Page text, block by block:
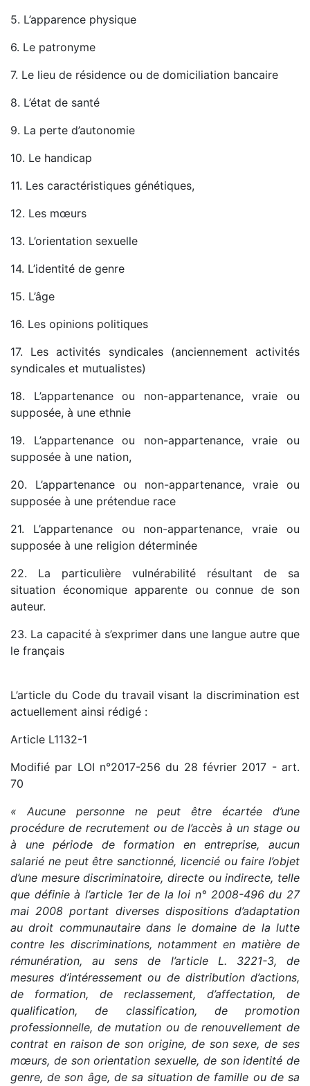
5. L’apparence physique
6. Le patronyme
7. Le lieu de résidence ou de domiciliation bancaire
8. L’état de santé
9. La perte d’autonomie
10. Le handicap
11. Les caractéristiques génétiques,
12. Les mœurs
13. L’orientation sexuelle
14. L’identité de genre
15. L’âge
16. Les opinions politiques
17. Les activités syndicales (anciennement activités
syndicales et mutualistes)
18. L’appartenance ou non-appartenance, vraie ou
supposée, à une ethnie
19. L’appartenance ou non-appartenance, vraie ou
supposée à une nation,
20. L’appartenance ou non-appartenance, vraie ou
supposée à une prétendue race
21. L’appartenance ou non-appartenance, vraie ou
supposée à une religion déterminée
22. La particulière vulnérabilité résultant de sa
situation économique apparente ou connue de son
auteur.
23. La capacité à s’exprimer dans une langue autre que
le français
L’article du Code du travail visant la discrimination est
actuellement ainsi rédigé :
Article L1132-1
Modifié par LOI n°2017-256 du 28 février 2017 - art.
70
« Aucune personne ne peut être écartée d’une
procédure de recrutement ou de l’accès à un stage ou
à une période de formation en entreprise, aucun
salarié ne peut être sanctionné, licencié ou faire l’objet
d’une mesure discriminatoire, directe ou indirecte, telle
que définie à l’article 1er de la loi n° 2008-496 du 27
mai 2008 portant diverses dispositions d’adaptation
au droit communautaire dans le domaine de la lutte
contre les discriminations, notamment en matière de
rémunération, au sens de l’article L. 3221-3, de
mesures d’intéressement ou de distribution d’actions,
de formation, de reclassement, d’affectation, de
qualification, de classification, de promotion
professionnelle, de mutation ou de renouvellement de
contrat en raison de son origine, de son sexe, de ses
mœurs, de son orientation sexuelle, de son identité de
genre, de son âge, de sa situation de famille ou de sa